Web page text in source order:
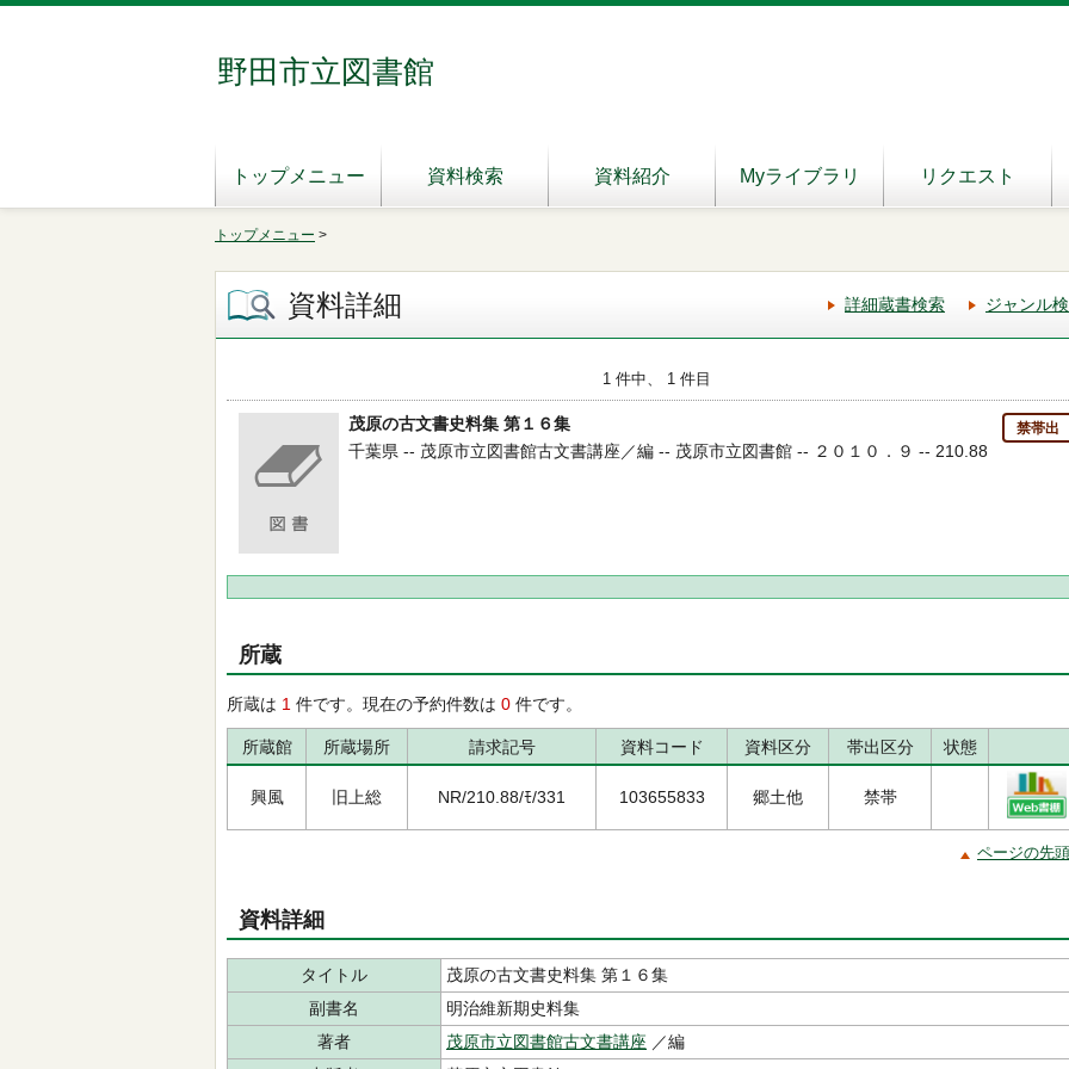
野田市立図書館
トップメニュー 資料検索 資料紹介 Myライブラリ リクエスト
トップメニュー >
資料詳細 詳細蔵書検索 ジャンル
1 件中、 1 件目
茂原の古文書史料集 第１６集 禁帯出
千葉県 -- 茂原市立図書館古文書講座／編 -- 茂原市立図書館 -- ２０１０．９ -- 210.88
所蔵
所蔵は 1 件です。現在の予約件数は 0 件です。
所蔵館 所蔵場所 請求記号 資料コード 資料区分 帯出区分 状態
興風 旧上総 NR/210.88/ﾓ/331 103655833 郷土他 禁帯
ページの先
資料詳細
タイトル
茂原の古文書史料集 第１６集
副書名
明治維新期史料集
著者
茂原市立図書館古文書講座 ／編